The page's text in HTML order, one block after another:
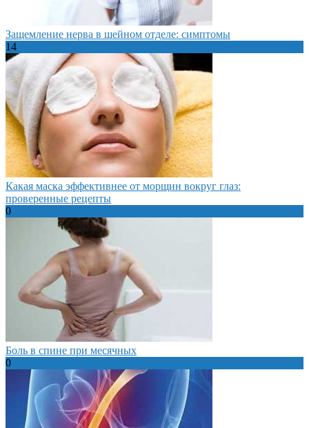
Защемление нерва в шейном отделе: симптомы
14
Какая маска эффективнее от морщин вокруг глаз:
проверенные рецепты
0
Боль в спине при месячных
0